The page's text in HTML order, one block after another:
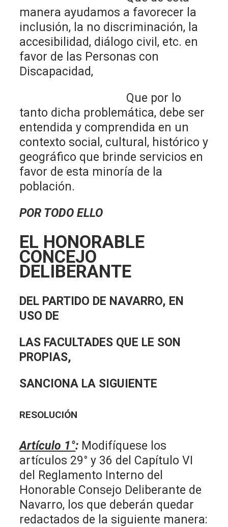
manera ayudamos a favorecer la
inclusión, la no discriminación, la
accesibilidad, diálogo civil, etc. en
favor de las Personas con
Discapacidad,
Que por lo
tanto dicha problemática, debe ser
entendida y comprendida en un
contexto social, cultural, histórico y
geográfico que brinde servicios en
favor de esta minoría de la
población.
POR TODO ELLO
EL HONORABLE
CONCEJO
DELIBERANTE
DEL PARTIDO DE NAVARRO, EN
USO DE
LAS FACULTADES QUE LE SON
PROPIAS,
SANCIONA LA SIGUIENTE
RESOLUCIÓN
Artículo 1°: Modifíquese los
artículos 29° y 36 del Capítulo VI
del Reglamento Interno del
Honorable Consejo Deliberante de
Navarro, los que deberán quedar
redactados de la siguiente manera: